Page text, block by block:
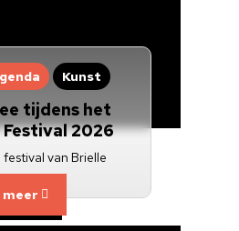
Kunst
tijdens het
2026
van Brielle